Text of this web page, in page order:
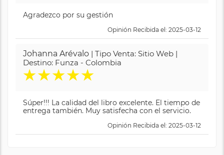
Agradezco por su gestión
Opinión Recibida el: 2025-03-12
Johanna Arévalo | Tipo Venta: Sitio Web |
Destino: Funza - Colombia
★★★★★
Súper!!! La calidad del libro excelente. El tiempo de
entrega también. Muy satisfecha con el servicio.
Opinión Recibida el: 2025-03-12